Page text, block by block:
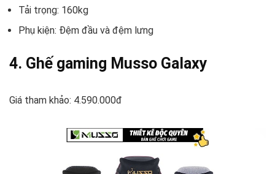
Tải trọng: 160kg
Phụ kiện: Đệm đầu và đệm lưng
4. Ghế gaming Musso Galaxy
Giá tham khảo: 4.590.000đ